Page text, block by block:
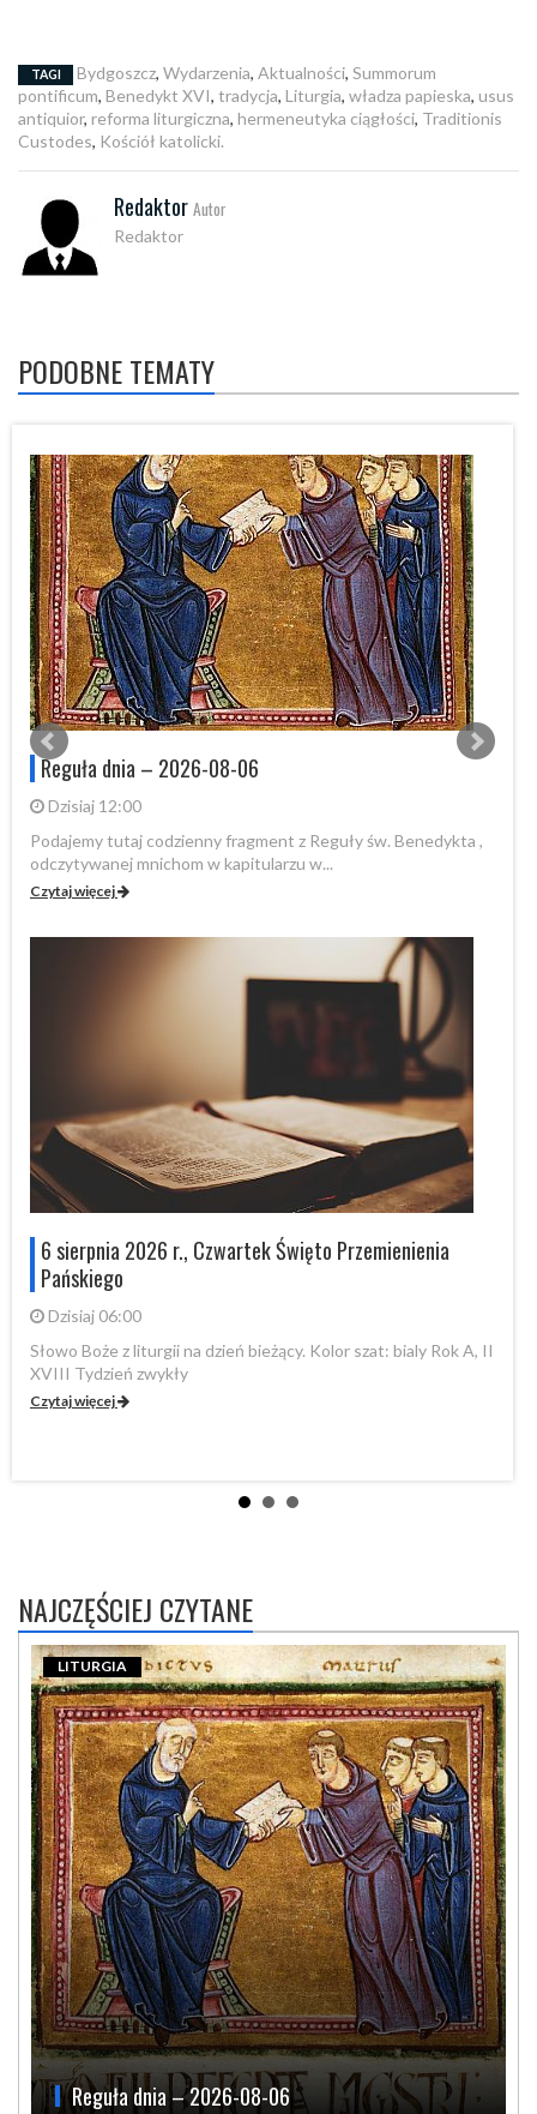
TAGI Bydgoszcz, Wydarzenia, Aktualności, Summorum
pontificum, Benedykt XVI, tradycja, Liturgia, władza papieska, usus
antiquior, reforma liturgiczna, hermeneutyka ciągłości, Traditionis
Custodes, Kościół katolicki.
Redaktor Autor
Redaktor
PODOBNE TEMATY
Reguła dnia – 2026-08-06
Dzisiaj 12:00
Podajemy tutaj codzienny fragment z Reguły św. Benedykta ,
odczytywanej mnichom w kapitularzu w...
Czytaj więcej
6 sierpnia 2026 r., Czwartek Święto Przemienienia
Pańskiego
Dzisiaj 06:00
Słowo Boże z liturgii na dzień bieżący. Kolor szat: bialy Rok A, II
XVIII Tydzień zwykły
Czytaj więcej
NAJCZĘŚCIEJ CZYTANE
Reguła dnia – 2026-08-06
LITURGIA